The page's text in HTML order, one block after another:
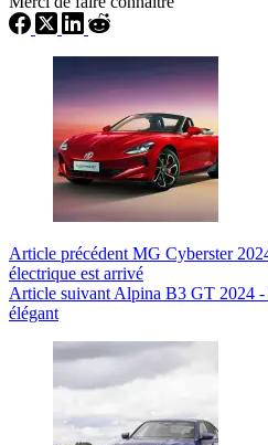
Article précédent MG Cyberster
électrique est arrivé
Article suivant Alpina B3 GT 2024 -
élégant